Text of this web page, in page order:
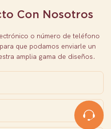
Con Nosotros
o número de teléfono
que podamos enviarle un
amplia gama de diseños.